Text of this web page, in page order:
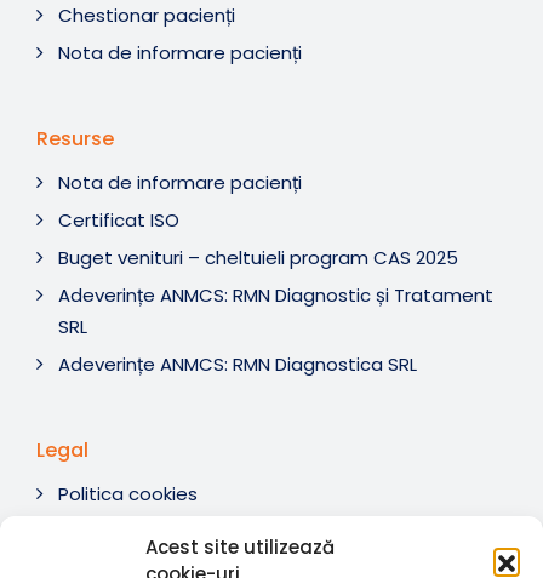
Acest site utilizează
Chestionar pacienți
Nota de informare pacienți
Resurse
Nota de informare pacienți
Certificat ISO
Buget venituri – cheltuieli program CAS 2025
Adeverințe ANMCS: RMN Diagnostic și Tratament
SRL
Adeverințe ANMCS: RMN Diagnostica SRL
Legal
Politica cookies
Soluționare litigii